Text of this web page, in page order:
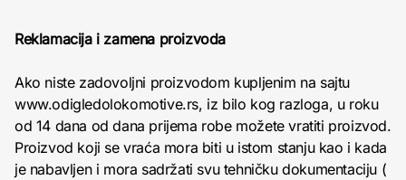
Reklamacija i zamena proizvoda
Ako niste zadovoljni proizvodom kupljenim na sajtu
www.odigledolokomotive.rs, iz bilo kog razloga, u roku
od 14 dana od dana prijema robe možete vratiti proizvod.
Proizvod koji se vraća mora biti u istom stanju kao i kada
je nabavljen i mora sadržati svu tehničku dokumentaciju (